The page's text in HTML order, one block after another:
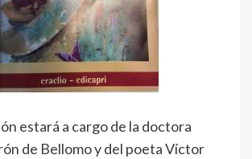
estará a cargo de la doctora
de Bellomo y del poeta Víctor